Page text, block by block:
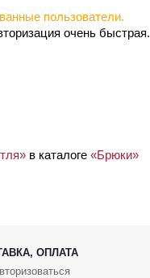
пользователи.
очень быстрая.
в каталоге «Брюки»
ОПЛАТА